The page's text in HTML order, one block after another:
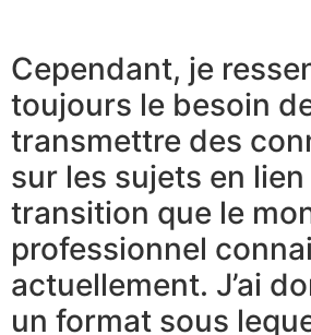
Cependant, je
toujours le besoin
transmettre des
sur les sujets en lien
transition que le
professionnel
actuellement. J’ai
un format sous